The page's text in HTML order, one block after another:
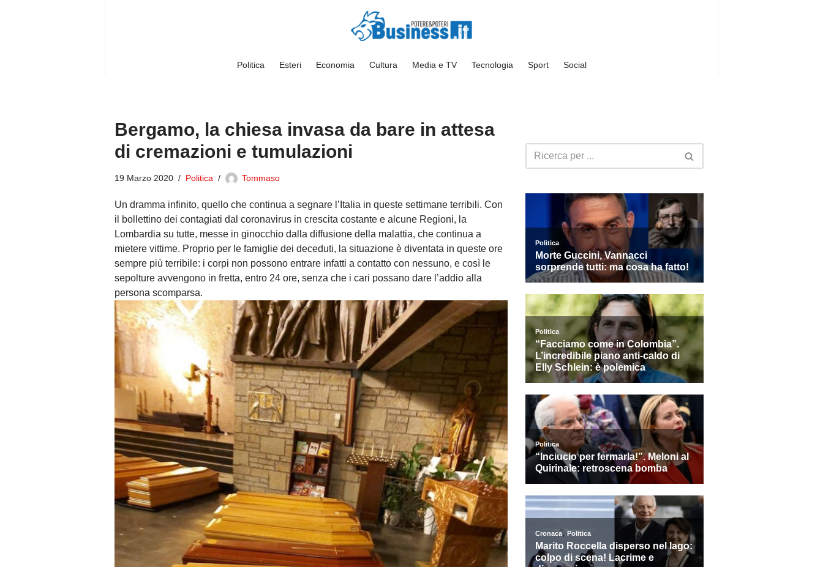
Politica Esteri Economia Cultura Media e TV Tecnologia Sport Social
Bergamo, la chiesa invasa da bare in attesa
di cremazioni e tumulazioni
19 Marzo 2020 Politica Tommaso
Un dramma infinito, quello che continua a segnare l’Italia in queste settimane terribili. Con
il bollettino dei contagiati dal coronavirus in crescita costante e alcune Regioni, la
Lombardia su tutte, messe in ginocchio dalla diffusione della malattia, che continua a
mietere vittime. Proprio per le famiglie dei deceduti, la situazione è diventata in queste ore
sempre più terribile: i corpi non possono entrare infatti a contatto con nessuno, e così le
sepolture avvengono in fretta, entro 24 ore, senza che i cari possano dare l’addio alla
persona scomparsa.